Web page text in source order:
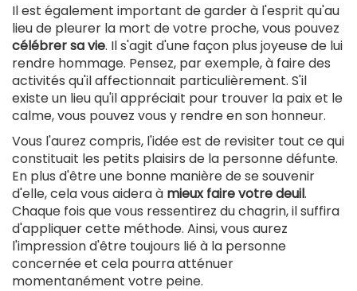
Il est également important de garder à l'esprit qu'au
lieu de pleurer la mort de votre proche, vous pouvez
célébrer sa vie. Il s'agit d'une façon plus joyeuse de lui
rendre hommage. Pensez, par exemple, à faire des
activités qu'il affectionnait particulièrement. S'il
existe un lieu qu'il appréciait pour trouver la paix et le
calme, vous pouvez vous y rendre en son honneur.
Vous l'aurez compris, l'idée est de revisiter tout ce qui
constituait les petits plaisirs de la personne défunte.
En plus d'être une bonne manière de se souvenir
d'elle, cela vous aidera à mieux faire votre deuil.
Chaque fois que vous ressentirez du chagrin, il suffira
d'appliquer cette méthode. Ainsi, vous aurez
l'impression d'être toujours lié à la personne
concernée et cela pourra atténuer
momentanément votre peine.